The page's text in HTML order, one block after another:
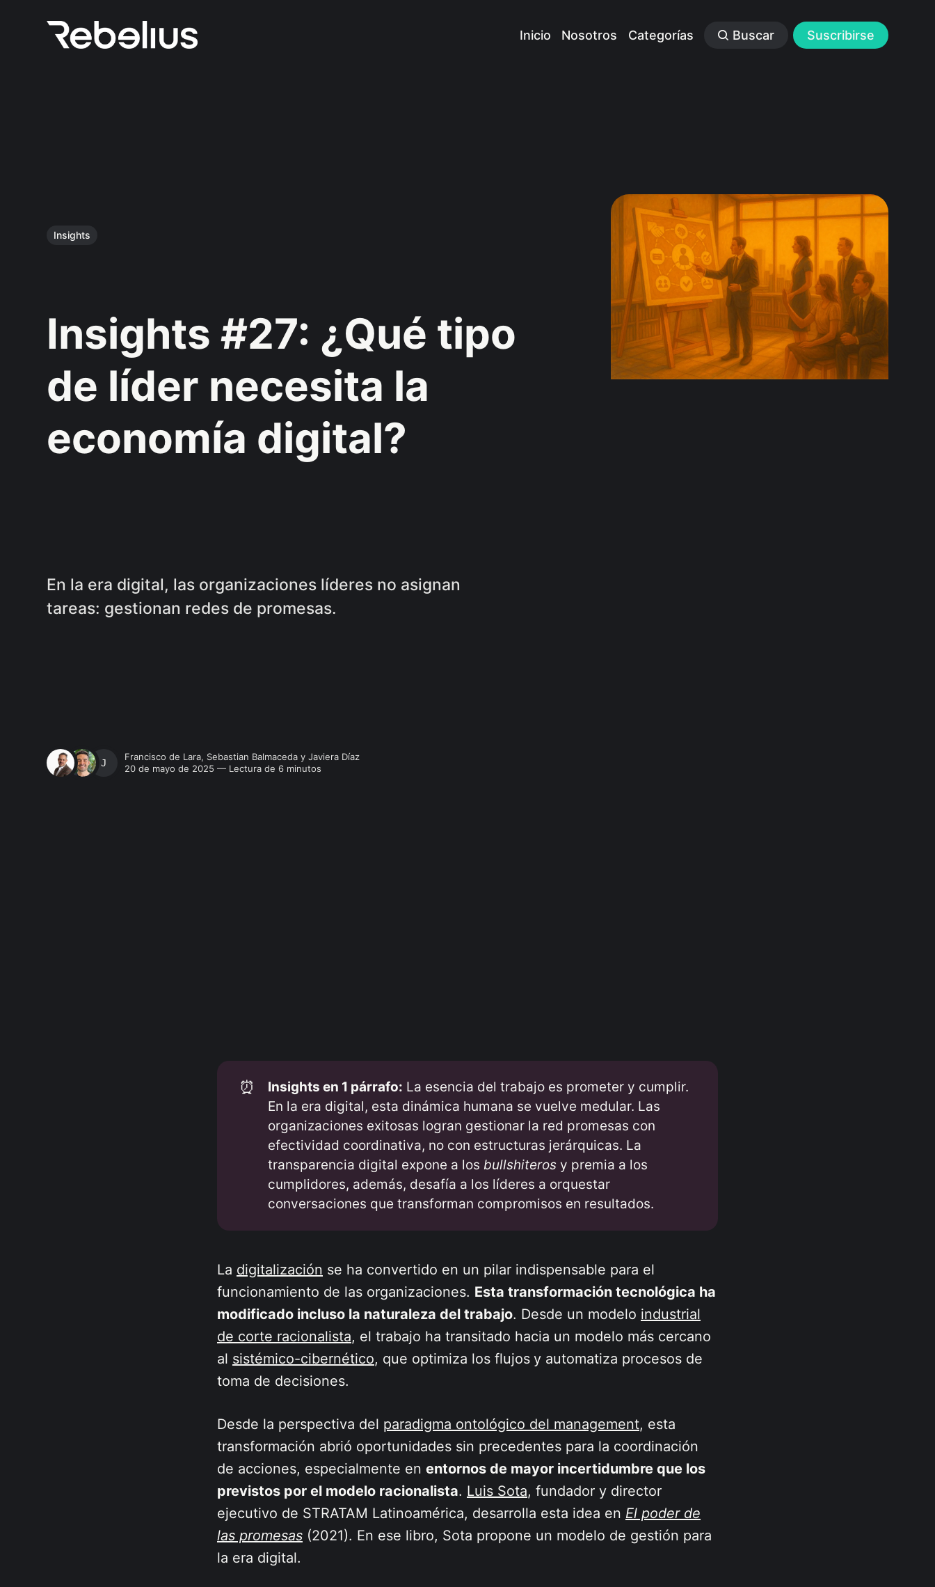
Inicio Nosotros Categorías Buscar Suscribirse
Insights
Insights #27: ¿Qué tipo
de líder necesita la
economía digital?
En la era digital, las organizaciones líderes no asignan
tareas: gestionan redes de promesas.
JAVIERA DÍAZ
Francisco de Lara, Sebastian Balmaceda yJaviera Díaz
20 de mayo de 2025 — Lectura de 6 minutos
⏰ Insights en 1 párrafo: La esencia del trabajo es prometer y cumplir.
En la era digital, esta dinámica humana se vuelve medular. Las
organizaciones exitosas logran gestionar la red promesas con
efectividad coordinativa, no con estructuras jerárquicas. La
transparencia digital expone a losbullshiteros y premia a los
cumplidores, además, desafía a los líderes a orquestar
conversaciones que transforman compromisos en resultados.
La digitalización se ha convertido en un pilar indispensable para el
funcionamiento de las organizaciones. Esta transformación tecnológica ha
modificado incluso la naturaleza del trabajo. Desde un modelo industrial
de corte racionalista, el trabajo ha transitado hacia un modelo más cercano
al sistémico-cibernético, que optimiza los flujos y automatiza procesos de
toma de decisiones.
Desde la perspectiva del paradigma ontológico del management, esta
transformación abrió oportunidades sin precedentes para la coordinación
de acciones, especialmente en entornos de mayor incertidumbre que los
previstos por el modelo racionalista. Luis Sota, fundador y director
ejecutivo de STRATAM Latinoamérica, desarrolla esta idea en El poder de
las promesas (2021). En ese libro, Sota propone un modelo de gestión para
la era digital.